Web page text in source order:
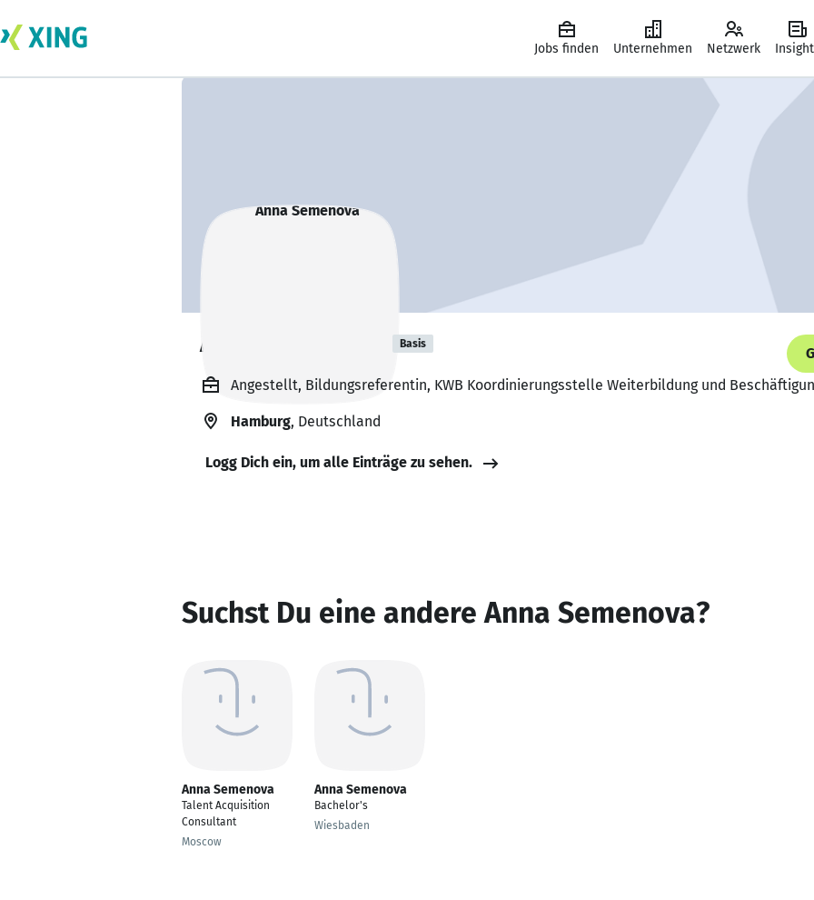
Jobs finden Unternehmen Netzwerk
Anna Semenova Basis
Angestellt, Bildungsreferentin, KWB Koordinierungsstelle Weiterbildung und
Hamburg, Deutschland
Logg Dich ein, um alle Einträge zu sehen.
Suchst Du eine andere Anna Semenova?
Anna Semenova
Talent Acquisition
Consultant
Moscow
Anna Semenova
Bachelor's
Wiesbaden